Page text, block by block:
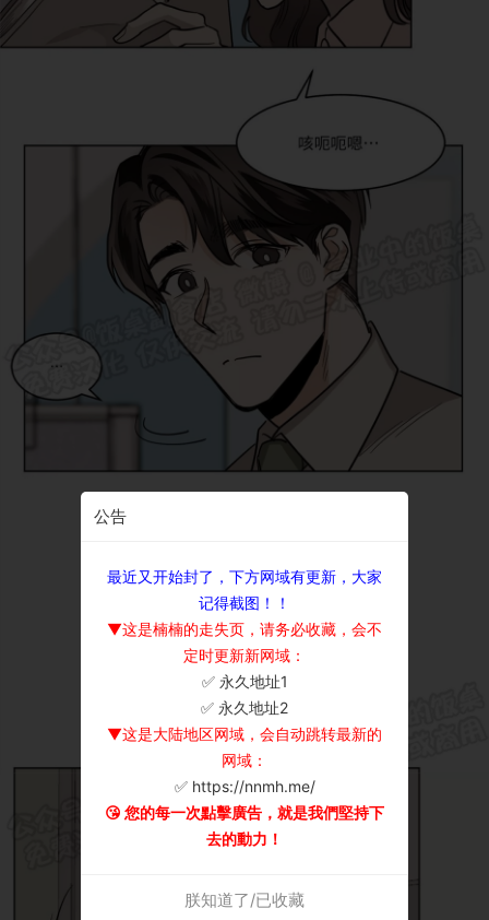
公告
最近又开始封了，下方网域有更新，大家
记得截图！！
▼这是楠楠的走失页，请务必收藏，会不
定时更新新网域：
✅ 永久地址1
✅ 永久地址2
▼这是大陆地区网域，会自动跳转最新的
网域：
✅ https://nnmh.me/
😘 您的每一次點擊廣告，就是我們堅持下
去的動力！
朕知道了/已收藏